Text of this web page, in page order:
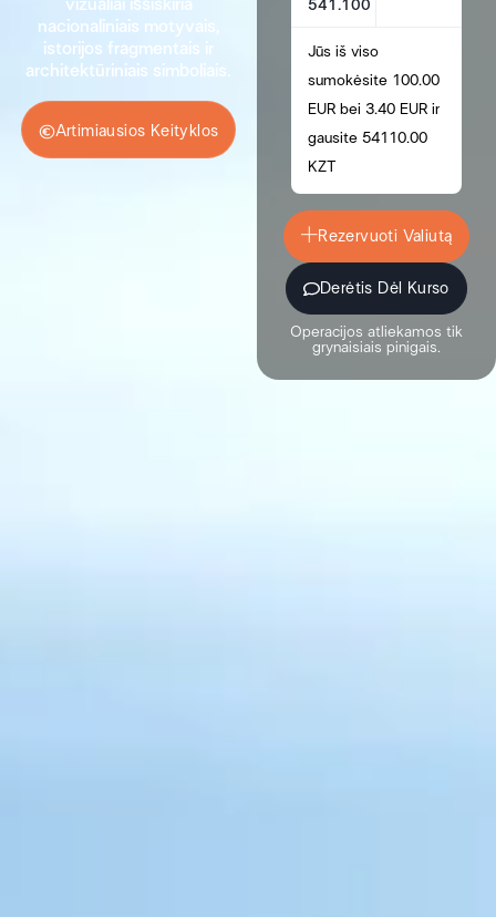
vizualiai išsiskiria
nacionaliniais motyvais,
istorijos fragmentais ir
architektūriniais simboliais.
Artimiausios Keityklos
541.100
Jūs iš viso
sumokėsite 100.00
EUR bei 3.40 EUR ir
gausite 54110.00
KZT
Rezervuoti Valiutą
Derėtis Dėl Kurso
Operacijos atliekamos tik
grynaisiais pinigais.